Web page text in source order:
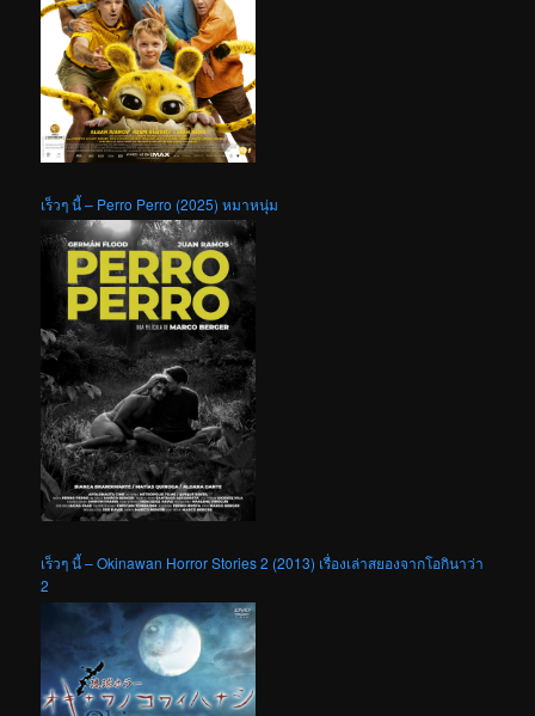
เร็วๆ นี้ – Perro Perro (2025) หมาหนุ่ม
เร็วๆ นี้ – Okinawan Horror Stories 2 (2013) เรื่องเล่าสยองจากโอกินาว่า
2